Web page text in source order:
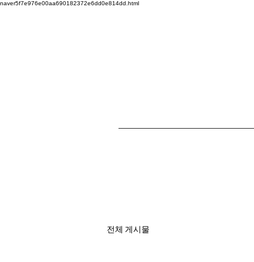
naver5f7e976e00aa690182372e6dd0e814dd.html
전체 게시물